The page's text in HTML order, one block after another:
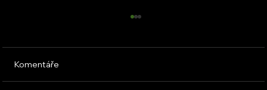
Komentáře